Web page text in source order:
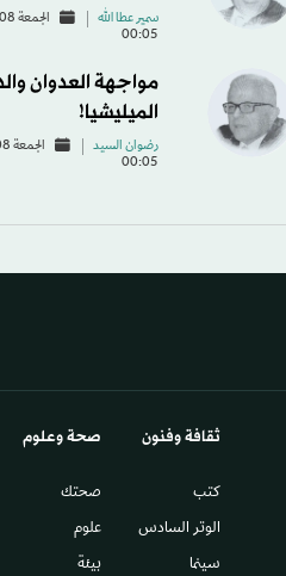
سمير عطا الله
00:05
مواجهة العدوان
الميليشيا!
رضوان السيد
00:05
ثقافة وفنون
كتب
الوتر السادس​
سينما
صحة وعلوم
صحتك
علوم
بيئة